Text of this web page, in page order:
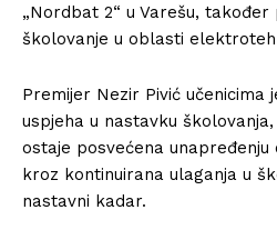
„Nordbat 2“ u Varešu,
školovanje u oblasti
Premijer Nezir Pivić učenicima
uspjeha u nastavku
ostaje posvećena
kroz kontinuirana ulaganja u
nastavni kadar.